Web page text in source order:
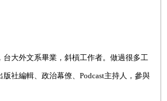
台大外文系畢業，斜槓工作者。做過很多工
社編輯、政治幕僚、 Podcast主持人，參與